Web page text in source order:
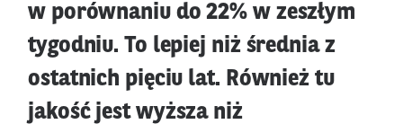
w porównaniu do 22% w zeszłym
tygodniu. To lepiej niż średnia z
ostatnich pięciu lat. Również tu
jakość jest wyższa niż